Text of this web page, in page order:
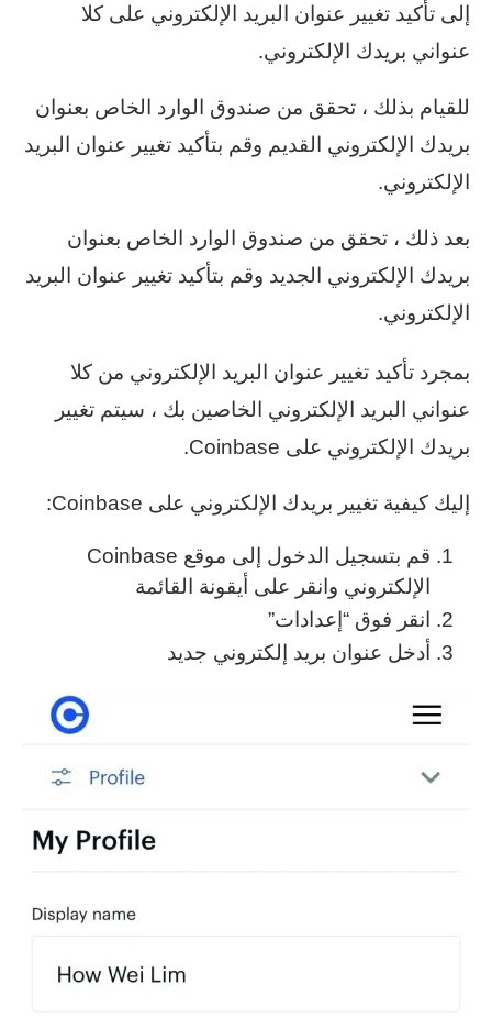
إلى تأكيد تغيير عنوان البريد الإلكتروني على كلا
عنواني بريدك الإلكتروني.
للقيام بذلك ، تحقق من صندوق الوارد الخاص بعنوان
بريدك الإلكتروني القديم وقم بتأكيد تغيير عنوان البريد
الإلكتروني.
بعد ذلك ، تحقق من صندوق الوارد الخاص بعنوان
بريدك الإلكتروني الجديد وقم بتأكيد تغيير عنوان البريد
الإلكتروني.
بمجرد تأكيد تغيير عنوان البريد الإلكتروني من كلا
عنواني البريد الإلكتروني الخاصين بك ، سيتم تغيير
بريدك الإلكتروني على Coinbase.
إليك كيفية تغيير بريدك الإلكتروني على Coinbase:
قم بتسجيل الدخول إلى موقع Coinbase
الإلكتروني وانقر على أيقونة القائمة
انقر فوق “إعدادات”
أدخل عنوان بريد إلكتروني جديد